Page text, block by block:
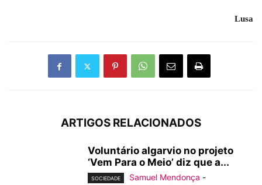
Lusa
ARTIGOS RELACIONADOS
Voluntário algarvio no projeto
‘Vem Para o Meio’ diz que a...
SOCIEDADE Samuel Mendonça -